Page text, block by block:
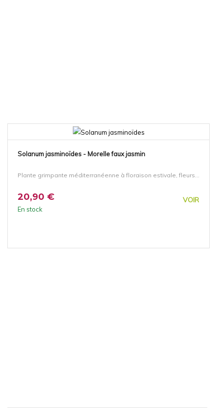
Solanum jasminoïdes - Morelle faux jasmin
Plante grimpante méditerranéenne à floraison estivale, fleurs...
20,90 € VOIR
En stock